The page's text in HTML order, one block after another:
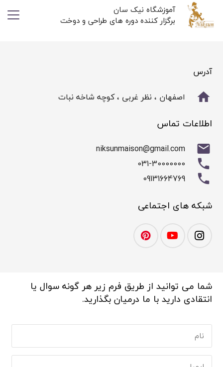
آموزشگاه نیک سان
برگزار کننده دوره های طراحی و دوخت
شما می توانید از طریق فرم زیر هر گونه سوال یا
انتقادی دارید با ما درمیان بگذارید.
آدرس
home اصفهان ، نظر غربی ، کوچه شاخه نبات
اطلاعات تماس
mail
niksunmaison@gmail.com
phone
031-30000000
phone
09131664769
شبکه های اجتماعی